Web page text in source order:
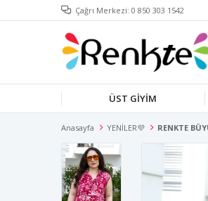
Çağrı Merkezi: 0 850 303 1542
ÜST GİYİM
Anasayfa YENİLER💜 RENKTE